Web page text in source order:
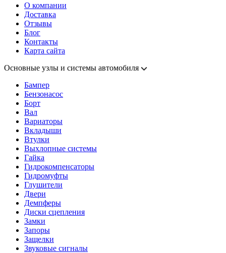
О компании
Доставка
Отзывы
Блог
Контакты
Карта сайта
Основные узлы и системы автомобиля
Бампер
Бензонасос
Борт
Вал
Вариаторы
Вкладыши
Втулки
Выхлопные системы
Гайка
Гидрокомпенсаторы
Гидромуфты
Глушители
Двери
Демпферы
Диски сцепления
Замки
Запоры
Защелки
Звуковые сигналы